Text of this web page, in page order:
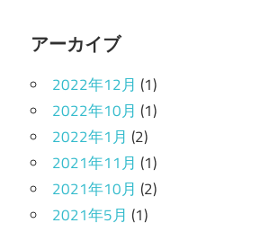
アーカイブ
2022年12月 (1)
2022年10月 (1)
2022年1月 (2)
2021年11月 (1)
2021年10月 (2)
2021年5月 (1)